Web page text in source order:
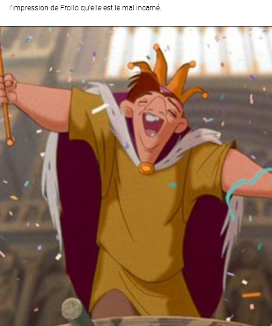
l'impression de Frollo qu'elle est le mal incarné.